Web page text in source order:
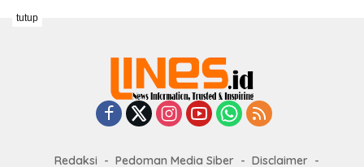
Redaksi Pedoman Media Siber Disclaimer
tutup